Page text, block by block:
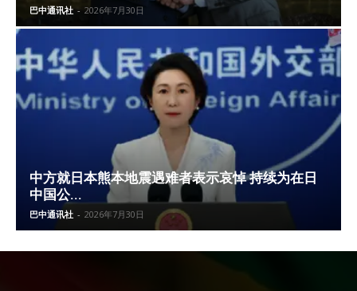
巴中通讯社 - 2026年7月30日
中方就日本熊本地震遇难者表示哀悼 持续为在日
中国公...
巴中通讯社 - 2026年7月30日